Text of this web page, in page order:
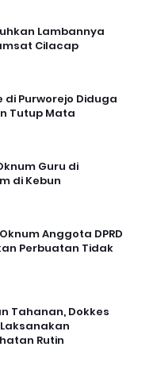
Lambannya
Cilacap
Purworejo Diduga
Tutup Mata
Guru di
di Kebun
Anggota DPRD
Perbuatan Tidak
Tahanan, Dokkes
Rutin